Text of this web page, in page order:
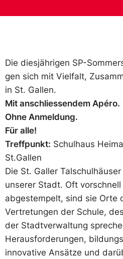
Die dies­jäh­ri­gen SP-
gen sich mit Viel­falt,
in St. Gal­len.
Mit an­schlies­sen­dem Apé­ro.
Oh­ne An­mel­dung.
Für al­le!
Treffpunkt: Schulhaus
St.Gallen
Die St. Galler
unserer Stadt. Oft
abgestempelt, sind sie Orte
Vertretungen der Schule,
der Stadtverwaltung
Herausforderungen,
innovative Ansätze und